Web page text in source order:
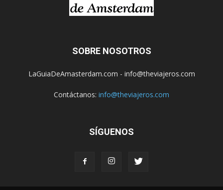
SOBRE NOSOTROS
LaGuiaDeAmasterdam.com - info@theviajeros.com
Contáctanos: info@theviajeros.com
SÍGUENOS